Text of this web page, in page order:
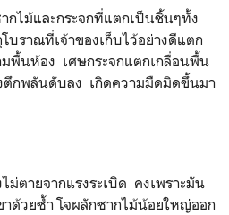
กไม้และกระจกที่แตกเป็นชิ้นๆทั้ง
บราณที่เจ้าของเก็บไว้อย่างดีแตก
มพื้นห้อง เศษกระจกแตกเกลื่อนพื้น
กพลันดับลง เกิดความมืดมิดขึ้นมา
ยจากแรงระเบิด คงเพราะมัน
าด้วยซ้ำ โจผลักซากไม้น้อยใหญ่ออก